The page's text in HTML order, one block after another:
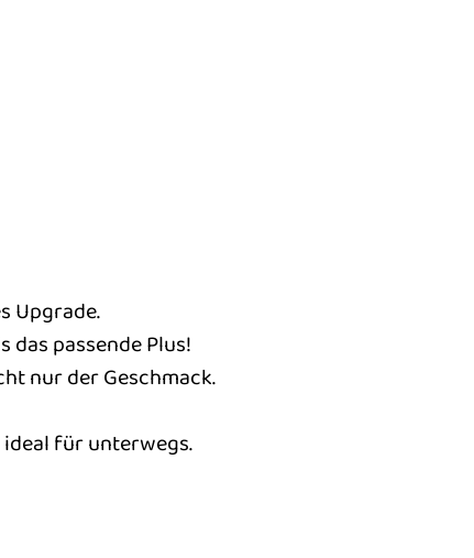
Upgrade.
passende Plus!
nur der Geschmack.
für unterwegs.